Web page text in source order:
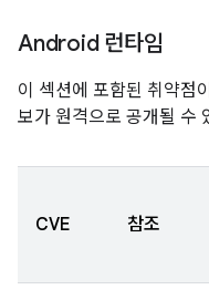
Android 런타임
이 섹션에 포함된 취약점
보가 원격으로 공개될 수
CVE 참조